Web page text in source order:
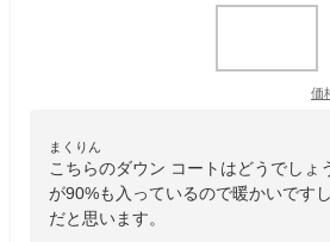
価
まくりん
こちらのダウン コートはどうでしょ
が90%も入っているので暖かいです
だと思います。